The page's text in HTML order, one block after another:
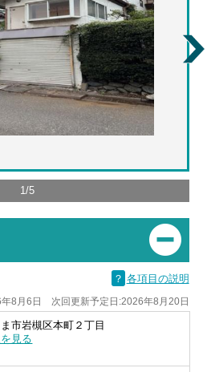
1/5
？ 各項目の説明
8月6日 次回更新予定日:2026年8月20日
市岩槻区本町２丁目
見る